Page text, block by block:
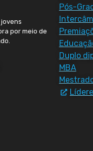
por meio de
Pós-
Duplo
MBA